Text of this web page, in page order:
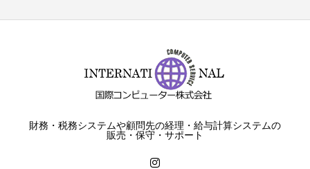
財務・税務システムや顧問先の経理・給与計算システムの
販売・保守・サポート